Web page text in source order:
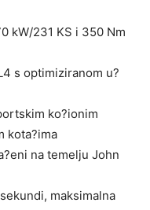
kW/231 KS i 350 Nm
s optimiziranom u?
ko?ionim
kota?ima
na temelju John
maksimalna